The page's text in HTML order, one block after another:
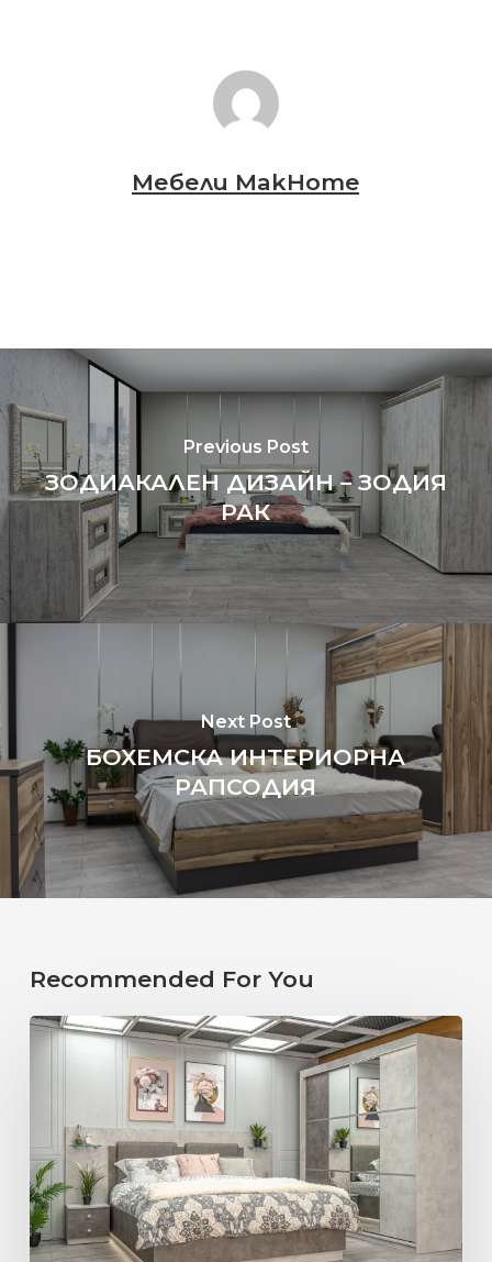
Мебели MakHome
Previous Post
ЗОДИАКАЛЕН ДИЗАЙН – ЗОДИЯ
РАК
Next Post
БОХЕМСКА ИНТЕРИОРНА
РАПСОДИЯ
Recommended For You
ИДЕАЛНАТА
ЗОДИЯТА.
ВЕЗНИ